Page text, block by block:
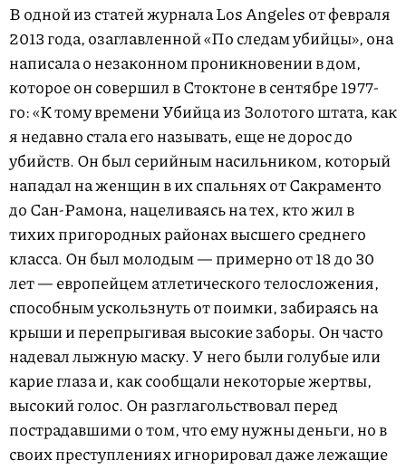
В одной из статей журнала Los Angeles от февраля
2013 года, озаглавленной «По следам убийцы», она
написала о незаконном проникновении в дом,
которое он совершил в Стоктоне в сентябре 1977-
го: «К тому времени Убийца из Золотого штата, как
я недавно стала его называть, еще не дорос до
убийств. Он был серийным насильником, который
нападал на женщин в их спальнях от Сакраменто
до Сан-Рамона, нацеливаясь на тех, кто жил в
тихих пригородных районах высшего среднего
класса. Он был молодым — примерно от 18 до 30
лет — европейцем атлетического телосложения,
способным ускользнуть от поимки, забираясь на
крыши и перепрыгивая высокие заборы. Он часто
надевал лыжную маску. У него были голубые или
карие глаза и, как сообщали некоторые жертвы,
высокий голос. Он разглагольствовал перед
пострадавшими о том, что ему нужны деньги, но в
своих преступлениях игнорировал даже лежащие